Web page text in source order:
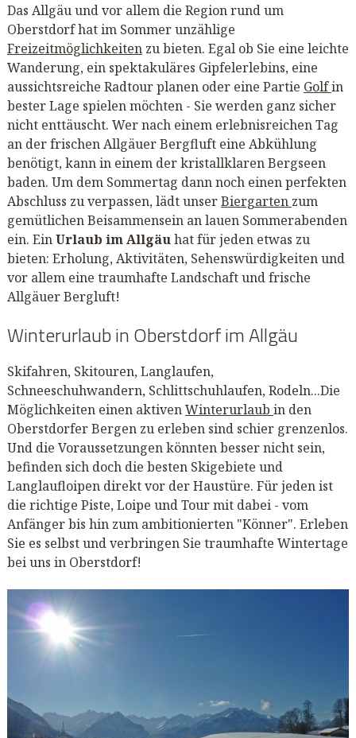
Das Allgäu und vor allem die Region rund um
Oberstdorf hat im Sommer unzählige
Freizeitmöglichkeitenzu bieten. Egal ob Sie eine leichte
Wanderung, ein spektakuläres Gipfelerlebins, eine
aussichtsreiche Radtour planen oder eine Partie Golfin
bester Lage spielen möchten - Sie werden ganz sicher
nicht enttäuscht. Wer nach einem erlebnisreichen Tag
an der frischen Allgäuer Bergfluft eine Abkühlung
benötigt, kann in einem der kristallklaren Bergseen
baden. Um dem Sommertag dann noch einen perfekten
Abschluss zu verpassen, lädt unserBiergarten zum
gemütlichen Beisammensein an lauen Sommerabenden
ein. EinUrlaub im Allgäuhat für jeden etwas zu
bieten: Erholung, Aktivitäten, Sehenswürdigkeiten und
vor allem eine traumhafte Landschaft und frische
Allgäuer Bergluft!
Winterurlaub in Oberstdorf im Allgäu
Skifahren, Skitouren, Langlaufen,
Schneeschuhwandern, Schlittschuhlaufen, Rodeln...Die
Möglichkeiten einen aktivenWinterurlaub in den
Oberstdorfer Bergen zu erleben sind schier grenzenlos.
Und die Voraussetzungen könnten besser nicht sein,
befinden sich doch die besten Skigebiete und
Langlaufloipen direkt vor der Haustüre. Für jeden ist
die richtige Piste, Loipe und Tour mit dabei - vom
Anfänger bis hin zum ambitionierten "Könner". Erleben
Sie es selbst und verbringen Sie traumhafte Wintertage
bei uns in Oberstdorf!